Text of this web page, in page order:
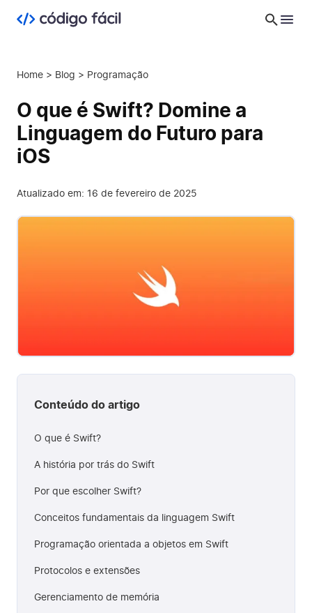
Home > Blog > Programação
O que é Swift? Domine a
Linguagem do Futuro para
iOS
Atualizado em: 16 de fevereiro de 2025
Conteúdo do artigo
O que é Swift?
A história por trás do Swift
Por que escolher Swift?
Conceitos fundamentais da linguagem Swift
Programação orientada a objetos em Swift
Protocolos e extensões
Gerenciamento de memória